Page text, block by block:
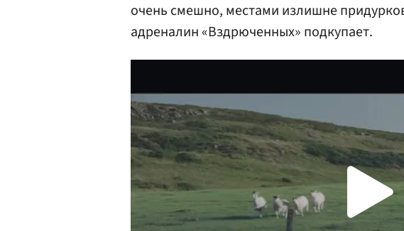
очень смешно, местами излишне
адреналин «Вздрюченных» подкупает.